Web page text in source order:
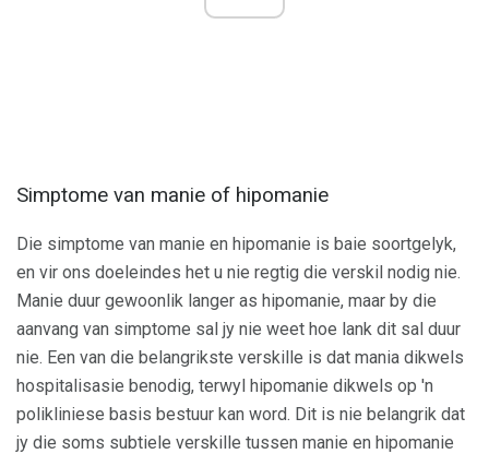
Simptome van manie of hipomanie
Die simptome van manie en hipomanie is baie soortgelyk,
en vir ons doeleindes het u nie regtig die verskil nodig nie.
Manie duur gewoonlik langer as hipomanie, maar by die
aanvang van simptome sal jy nie weet hoe lank dit sal duur
nie. Een van die belangrikste verskille is dat mania dikwels
hospitalisasie benodig, terwyl hipomanie dikwels op 'n
polikliniese basis bestuur kan word. Dit is nie belangrik dat
jy die soms subtiele verskille tussen manie en hipomanie